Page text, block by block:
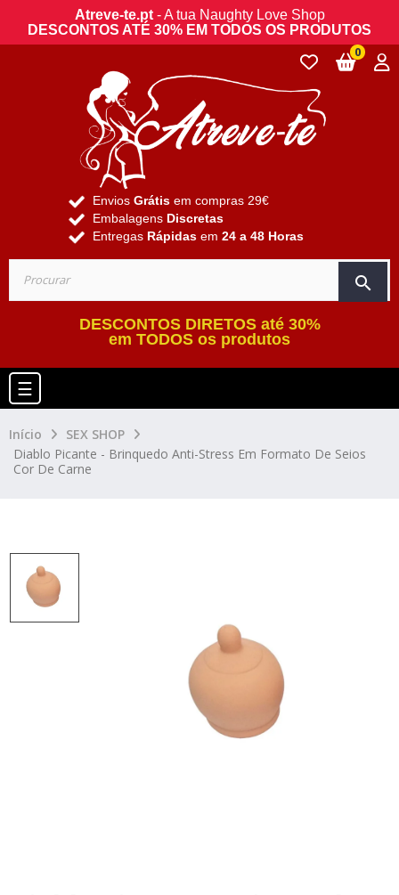
Atreve-te.pt- A tua Naughty Love Shop
DESCONTOS ATÉ 30% EM TODOS OS PRODUTOS
Envios Grátis em compras 29€
Embalagens Discretas
Entregas Rápidas em 24 a 48 Horas
search
0
DESCONTOS DIRETOS até 30%
em TODOS os produtos
Toggle navigation
☰
Início
SEX SHOP
Diablo Picante - Brinquedo Anti-Stress Em Formato De Seios
Cor De Carne